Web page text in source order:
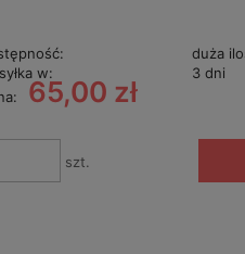
duża
w:
3 dni
65,00 zł
szt.